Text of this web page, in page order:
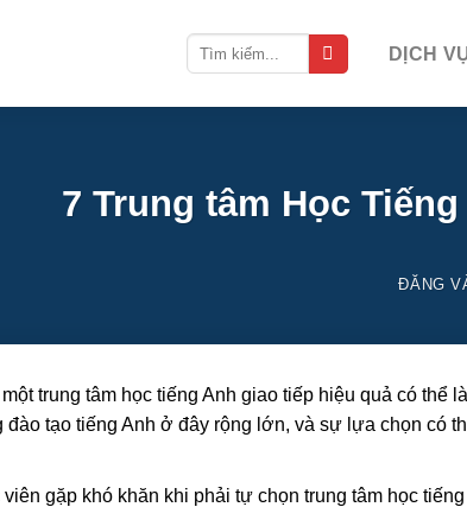
DỊCH
7 Trung tâm Học
ĐĂNG
trung tâm học tiếng Anh giao tiếp hiệu quả có
đào tạo tiếng Anh ở đây rộng lớn, và sự lựa chọn có
viên gặp khó khăn khi phải tự chọn trung tâm học